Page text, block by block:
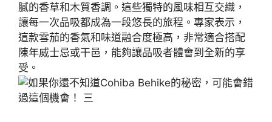
膩的香草和木質香調。這些獨特的風味相互交織，
讓每一次品吸都成為一段悠長的旅程。專家表示，
這款雪茄的香氣和味道融合度極高，非常適合搭配
陳年威士忌或干邑，能夠讓品吸者體會到全新的享
受。